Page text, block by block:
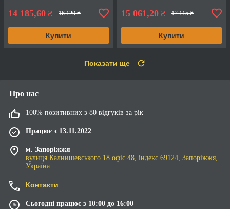
14 185,60 ₴ 16 120 ₴
Купити
15 061,20 ₴ 17 115 ₴
Купити
Показати ще
Про нас
100% позитивних з 80 відгуків за рік
Працює з 13.11.2022
м. Запоріжжя
вулиця Калнишевського 18 офіс 48, індекс 69124, Запоріжжя,
Україна
Контакти
Сьогодні працює з 10:00 до 16:00